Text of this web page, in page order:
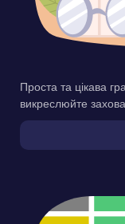
Проста та цікава
викреслюйте